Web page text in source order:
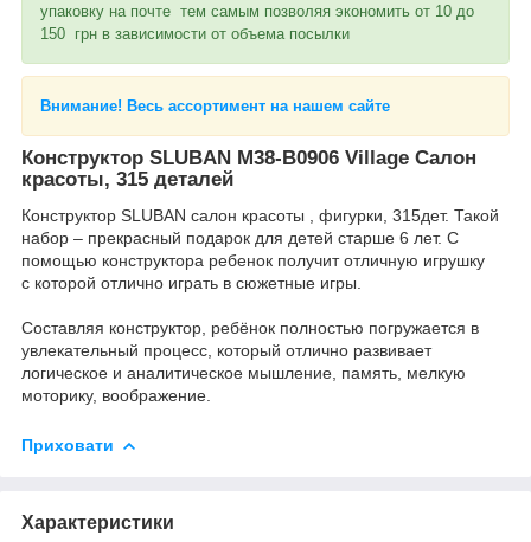
упаковку на почте тем самым позволяя экономить от 10 до
150 грн в зависимости от объема посылки
Внимание! Весь ассортимент на нашем сайте
Конструктор SLUBAN M38-B0906 Village Салон
красоты, 315 деталей
Конструктор SLUBAN салон красоты , фигурки, 315дет. Такой
набор – прекрасный подарок для детей старше 6 лет. С
помощью конструктора ребенок получит отличную игрушку
с которой отлично играть в сюжетные игры.
Составляя конструктор, ребёнок полностью погружается в
увлекательный процесс, который отлично развивает
логическое и аналитическое мышление, память, мелкую
моторику, воображение.
Приховати
Характеристики